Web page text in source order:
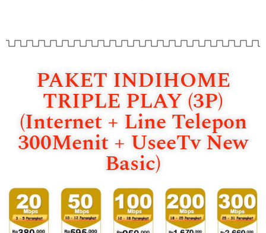
PAKET INDIHOME
TRIPLE PLAY (3P)
(Internet + Line Telepon
300Menit + UseeTv New
Basic)